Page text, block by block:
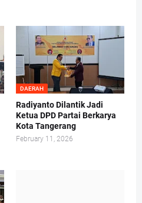
DAERAH
Radiyanto Dilantik Jadi
Ketua DPD Partai Berkarya
Kota Tangerang
February 11, 2026